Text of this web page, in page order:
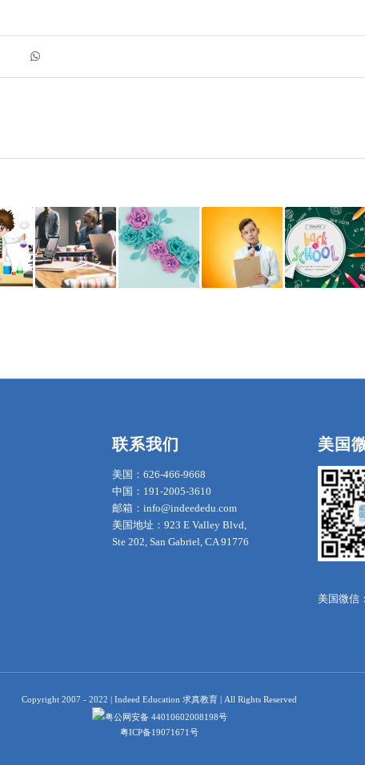
联系我们
美国：626-466-9668
中国：191-2005-3610
邮箱：info@indeededu.com
美国地址：923 E Valley Blvd,
Ste 202, San Gabriel, CA 91776
美国
美国微信
Copyright 2007 - 2022 | Indeed Education 求真教育 | All Rights Reserved
粤公网安备 44010602008198号
粤ICP备19071671号